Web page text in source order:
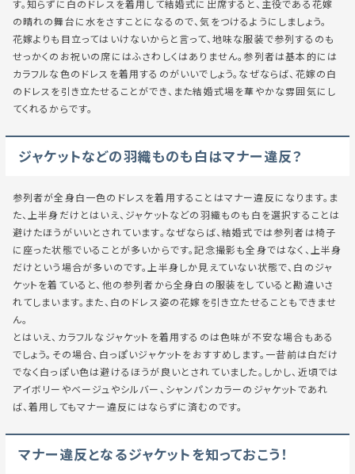
す。知らずに白のドレスを着用して結婚式に出席すると、主役である花嫁
の晴れの舞台に水をさすことになるので、気をつけるようにしましょう。
花嫁よりも目立ってはいけないからと言って、地味な服装で参列するのも
せっかくのお祝いの席にはふさわしくはありません。参列者は基本的には
カラフルな色のドレスを着用するのがいいでしょう。なぜならば、花嫁の白
のドレスを引き立たせることができ、また結婚式場を華やかな雰囲気にし
てくれるからです。
ジャケットなどの羽織ものも白はマナー違反？
参列者が全身白一色のドレスを着用することはマナー違反になります。ま
た、上半身だけとはいえ、ジャケットなどの羽織ものも白を選択することは
避けたほうがいいとされています。なぜならば、結婚式では参列者は椅子
に座った状態でいることが多いからです。記念撮影も全身ではなく、上半身
だけという場合が多いのです。上半身しか見えていない状態で、白のジャ
ケットを着ていると、他の参列者から全身白の服装をしていると勘違いさ
れてしまいます。また、白のドレス姿の花嫁を引き立たせることもできませ
ん。
とはいえ、カラフルなジャケットを着用するのは色味が不安な場合もある
でしょう。その場合、白っぽいジャケットをおすすめします。一昔前は白だけ
でなく白っぽい色は避けるほうが良いとされていました。しかし、近頃では
アイボリーやベージュやシルバー、シャンパンカラーのジャケットであれ
ば、着用してもマナー違反にはならずに済むのです。
マナー違反となるジャケットを知っておこう！